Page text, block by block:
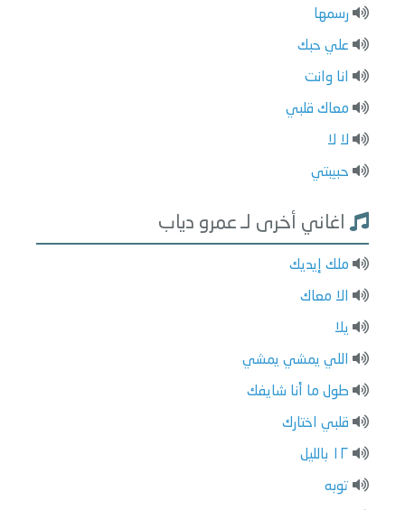
رسمها
علي حبك
انا وانت
معاك قلبي
لا لا
حبيبتي
اغاني أخرى لـ عمرو دياب
ملك إيديك
الا معاك
يلا
اللي يمشي يمشي
طول ما أنا شايفك
قلبي اختارك
١٢ بالليل
توبه